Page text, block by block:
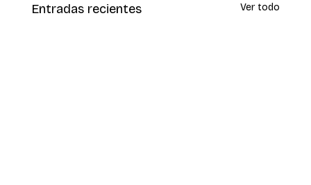
Entradas recientes Ver todo